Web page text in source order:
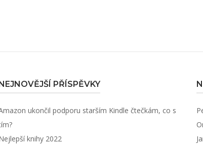
PŘÍSPĚVKY
ukončil podporu starším Kindle čtečkám, co s
knihy 2022